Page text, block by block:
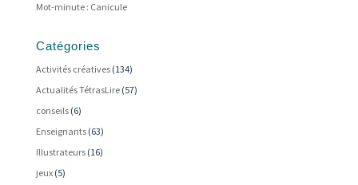
Mot-minute : Canicule
Catégories
Activités créatives(134)
Actualités TétrasLire(57)
conseils(6)
Enseignants(63)
Illustrateurs(16)
jeux(5)